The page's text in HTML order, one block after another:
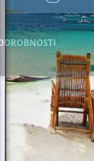
Výkonové
cookie umožňují
nutných souborů
Provider